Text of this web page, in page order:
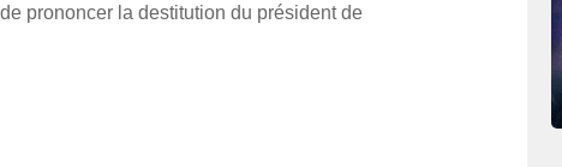
prononcer la destitution du président de